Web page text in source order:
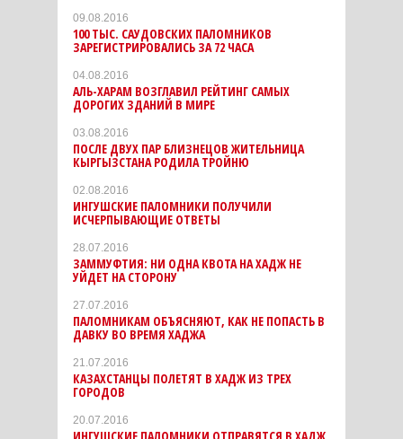
09.08.2016
100 ТЫС. САУДОВСКИХ ПАЛОМНИКОВ
ЗАРЕГИСТРИРОВАЛИСЬ ЗА 72 ЧАСА
04.08.2016
АЛЬ-ХАРАМ ВОЗГЛАВИЛ РЕЙТИНГ САМЫХ
ДОРОГИХ ЗДАНИЙ В МИРЕ
03.08.2016
ПОСЛЕ ДВУХ ПАР БЛИЗНЕЦОВ ЖИТЕЛЬНИЦА
КЫРГЫЗСТАНА РОДИЛА ТРОЙНЮ
02.08.2016
ИНГУШСКИЕ ПАЛОМНИКИ ПОЛУЧИЛИ
ИСЧЕРПЫВАЮЩИЕ ОТВЕТЫ
28.07.2016
ЗАММУФТИЯ: НИ ОДНА КВОТА НА ХАДЖ НЕ
УЙДЕТ НА СТОРОНУ
27.07.2016
ПАЛОМНИКАМ ОБЪЯСНЯЮТ, КАК НЕ ПОПАСТЬ В
ДАВКУ ВО ВРЕМЯ ХАДЖА
21.07.2016
КАЗАХСТАНЦЫ ПОЛЕТЯТ В ХАДЖ ИЗ ТРЕХ
ГОРОДОВ
20.07.2016